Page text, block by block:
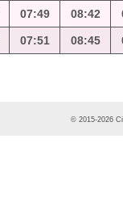
07:49 08:42
07:51 08:45
© 2015-2026